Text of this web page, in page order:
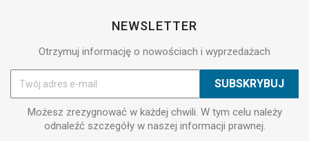
NEWSLETTER
Otrzymuj informację o nowościach i wyprzedażach
Możesz zrezygnować w każdej chwili. W tym celu należy
odnaleźć szczegóły w naszej informacji prawnej.